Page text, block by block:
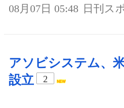
08月07日 05:48 日刊ス
アソビシステム、
設立
2